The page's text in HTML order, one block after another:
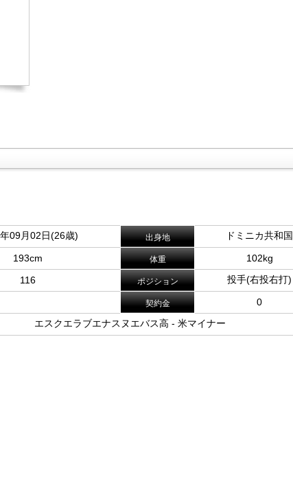
09月02日(26歳) 出身地 ドミニカ共和国
193cm 体重 102kg
116 ポジション 投手(右投右打)
契約金 0
エスクエラブエナスヌエバス高 - 米マイナー